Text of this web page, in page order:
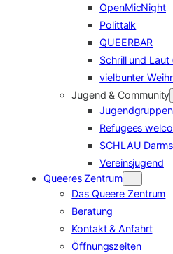
OpenMicNight
Polittalk
QUEERBAR
Schrill und Laut
vielbunter
Jugend & Community
Refugees
SCHLAU
Vereinsjugend
Queeres Zentrum
Das Queere Zentrum
Beratung
Kontakt & Anfahrt
Öffnungszeiten